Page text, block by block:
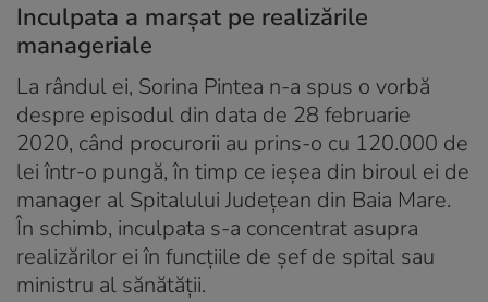
Inculpata a marșat pe realizările
manageriale
La rândul ei, Sorina Pintea n-a spus o vorbă
despre episodul din data de 28 februarie
2020, când procurorii au prins-o cu 120.000 de
lei într-o pungă, în timp ce ieșea din biroul ei de
manager al Spitalului Județean din Baia Mare.
În schimb, inculpata s-a concentrat asupra
realizărilor ei în funcțiile de șef de spital sau
ministru al sănătății.